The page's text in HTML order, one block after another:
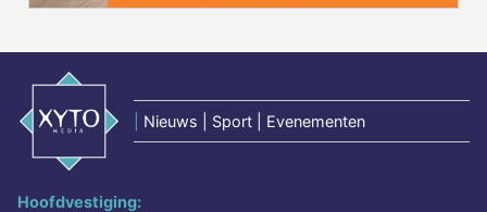
Nieuws | Sport | Evenementen
Hoofdvestiging: